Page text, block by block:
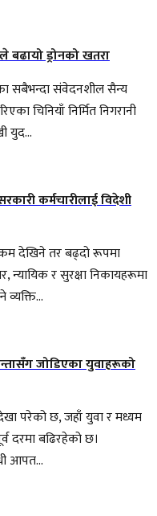
बढायो ड्रोनको खतरा
सबैभन्दा संवेदनशील सैन्य
चिनियाँ निर्मित निगरानी
युद...
कर्मचारीलाई विदेशी
कम देखिने तर बढ्दो रूपमा
न्यायिक र सुरक्षा निकायहरूमा
जोडिएका युवाहरूको
परेको छ, जहाँ युवा र मध्यम
बढिरहेको छ।
आपत...